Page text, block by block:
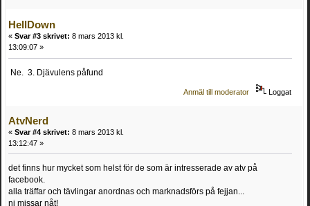
HellDown
« Svar #3 skrivet: 8 mars 2013 kl.
13:09:07 »
Ne. 3. Djävulens påfund
Anmäl till moderator Loggat
AtvNerd
« Svar #4 skrivet: 8 mars 2013 kl.
13:12:47 »
det finns hur mycket som helst för de som är intresserade av atv på
facebook.
alla träffar och tävlingar anordnas och marknadsförs på fejjan...
ni missar nåt!